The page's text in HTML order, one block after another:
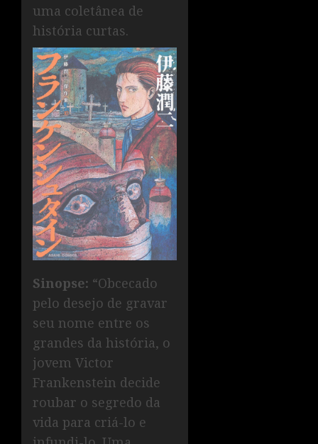
uma coletânea de
história curtas.
Sinopse: “Obcecado
pelo desejo de gravar
seu nome entre os
grandes da história, o
jovem Victor
Frankenstein decide
roubar o segredo da
vida para criá-lo e